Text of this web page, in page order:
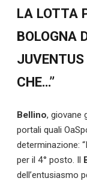
LA LOTTA
BOLOGNA
CHE…”
Bellino, giovane
portali quali
determinazione:
per il 4° posto. Il
dell’entusiasmo